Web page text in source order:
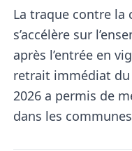
La traque contre la
s’accélère sur
après l’entrée en
retrait immédiat du
2026 a permis de
dans les